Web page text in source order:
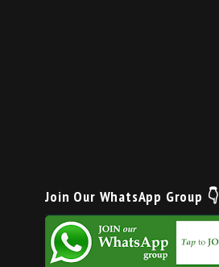
Join Our WhatsApp Group 👇